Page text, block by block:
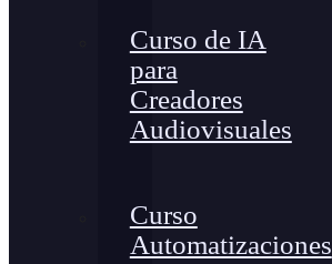
Curso de IA
para
Creadores
Audiovisuales
Curso
Automatizaciones